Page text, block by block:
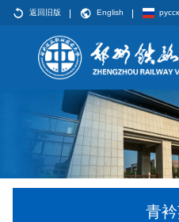
返回旧版 English
青